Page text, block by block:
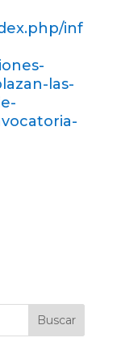
inf
las-